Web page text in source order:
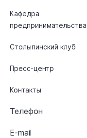
Кафедра
предпринимательства
Столыпинский клуб
Пресс-центр
Контакты
Телефон
E-mail